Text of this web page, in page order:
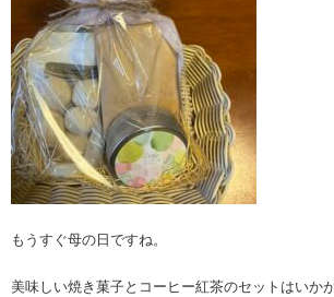
もうすぐ母の日ですね。
美味しい焼き菓子とコーヒー紅茶のセットはいか